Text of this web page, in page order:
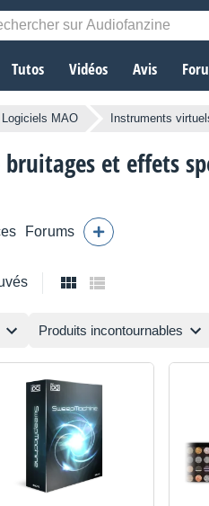
Tutos Vidéos Avis
Logiciels MAO Instruments
et effets
Forums
Produits incontournables